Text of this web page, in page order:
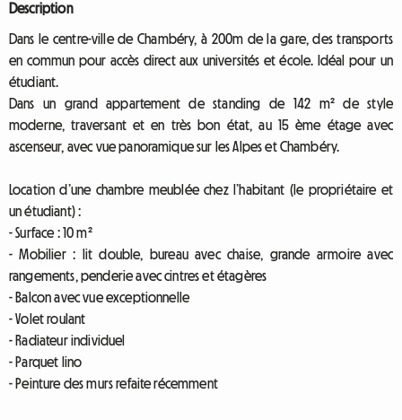
Description
Dans le centre-ville de Chambéry, à 200m de la gare, des transports
en commun pour accès direct aux universités et école. Idéal pour un
étudiant.
Dans un grand appartement de standing de 142 m² de style
moderne, traversant et en très bon état, au 15 ème étage avec
ascenseur, avec vue panoramique sur les Alpes et Chambéry.
Location d’une chambre meublée chez l’habitant (le propriétaire et
un étudiant) :
- Surface : 10 m²
- Mobilier : lit double, bureau avec chaise, grande armoire avec
rangements, penderie avec cintres et étagères
- Balcon avec vue exceptionnelle
- Volet roulant
- Radiateur individuel
- Parquet lino
- Peinture des murs refaite récemment